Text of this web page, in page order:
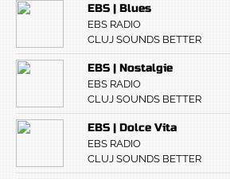
EBS | Blues
EBS RADIO
CLUJ SOUNDS BETTER
EBS | Nostalgie
EBS RADIO
CLUJ SOUNDS BETTER
EBS | Dolce Vita
EBS RADIO
CLUJ SOUNDS BETTER